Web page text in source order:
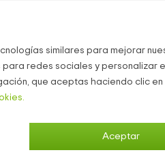
similares para mejorar
redes sociales y personalizar
que aceptas haciendo clic
Aceptar